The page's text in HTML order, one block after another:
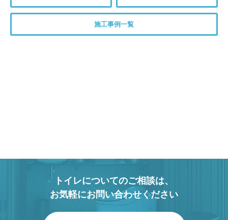
施工事例一覧
トイレについてのご相談は、
お気軽にお問い合わせください